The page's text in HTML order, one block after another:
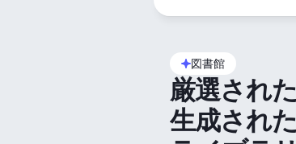
図書館
厳選され
生成され